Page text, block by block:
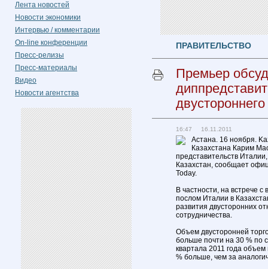
Лента новостей
Новости экономики
Интервью / комментарии
On-line конференции
Пресс-релизы
Пресс-материалы
Видео
Новости агентства
ПРАВИТЕЛЬСТВО
Премьер
16:47 16.11.2011
Астана. 16 ноября.
Казахстана Карим
представительств
Казахстан, сообщает
Today.
В частности, на встрече
послом Италии в
развития двусторонних
сотрудничества.
Объем двусторонней
больше почти на 30 % по
квартала 2011 года
% больше, чем за